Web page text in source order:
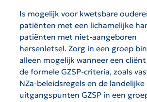
Is mogelijk voor kwetsbare
patiënten met een lichamelijke
patiënten met niet-aangeboren
hersenletsel. Zorg in een groep
alleen mogelijk wanneer een
de formele GZSP-criteria, zoals
NZa-beleidsregels en de landelijke
uitgangspunten GZSP in een